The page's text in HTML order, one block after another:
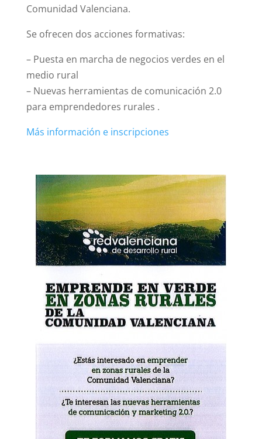
Comunidad Valenciana.
Se ofrecen dos acciones formativas:
– Puesta en marcha de negocios verdes en el
medio rural
– Nuevas herramientas de comunicación 2.0
para emprendedores rurales .
Más información e inscripciones